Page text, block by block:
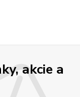
akcie a